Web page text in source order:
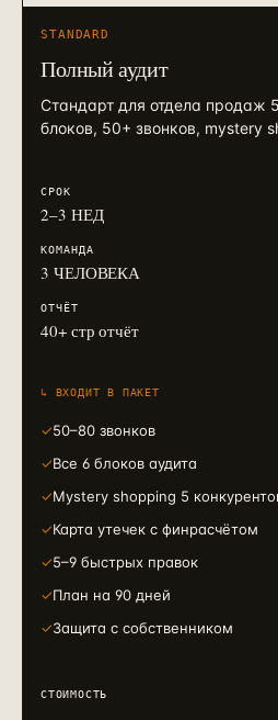
STANDARD
Полный аудит
Стандарт для отдела продаж
блоков, 50+ звонков, mystery
СРОК
2–3 НЕД
КОМАНДА
3 ЧЕЛОВЕКА
ОТЧЁТ
40+ стр отчёт
↳ ВХОДИТ В ПАКЕТ
✓50–80 звонков
✓Все 6 блоков аудита
✓Mystery shopping 5
✓Карта утечек с финрасчётом
✓5–9 быстрых правок
✓План на 90 дней
✓Защита с собственником
СТОИМОСТЬ